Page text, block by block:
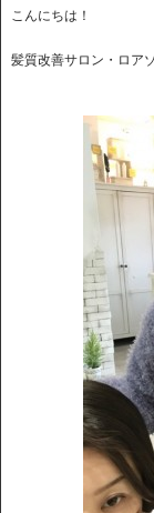
こんにちは！
髪質改善サロン・ロア